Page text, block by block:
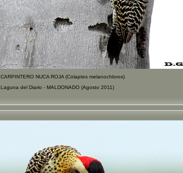
CARPINTERO NUCA ROJA (Colaptes melanochloros)
Laguna del Diario - MALDONADO (Agosto 2011)